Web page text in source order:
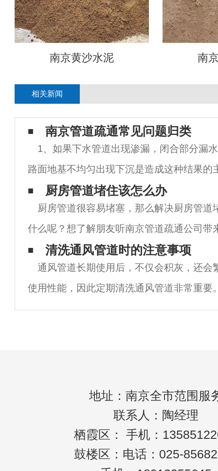
南京黄沙水泥 南
相关新闻
南京管道疏通常见问题归类
1、如果下水管道出现渗漏，闭合部分漏
路面地基不均匀出现下沉是造成这种结果的
因管材及其接口施工质量较差和闭水段端头
成的，此外，井体施工质量因素也可能造成
厨房管道堵住该怎么办
厨房管道很容易堵塞，那么解决厨房管道
什么呢？想了解朋友听南京管道疏通公司带
通常识和方法！1.用一根长而厚的铁丝制成
圆形条，然后放入堵塞的管道中，沿一个方
清洗通风管道时的注意事项
通风管道长期使用后，不仅会积灰，还会
使用性能，因此定期清洗通风管道非常重要
管道时，很容易进水，严重的话会导致路线
地址：南京全市范围服
联系人：陶经理
栖霞区： 手机：
鼓楼区：电话：025-